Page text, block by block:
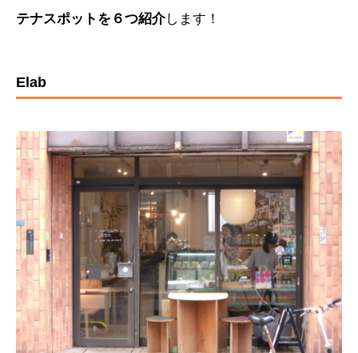
テナスポットを６つ紹介します！
Elab